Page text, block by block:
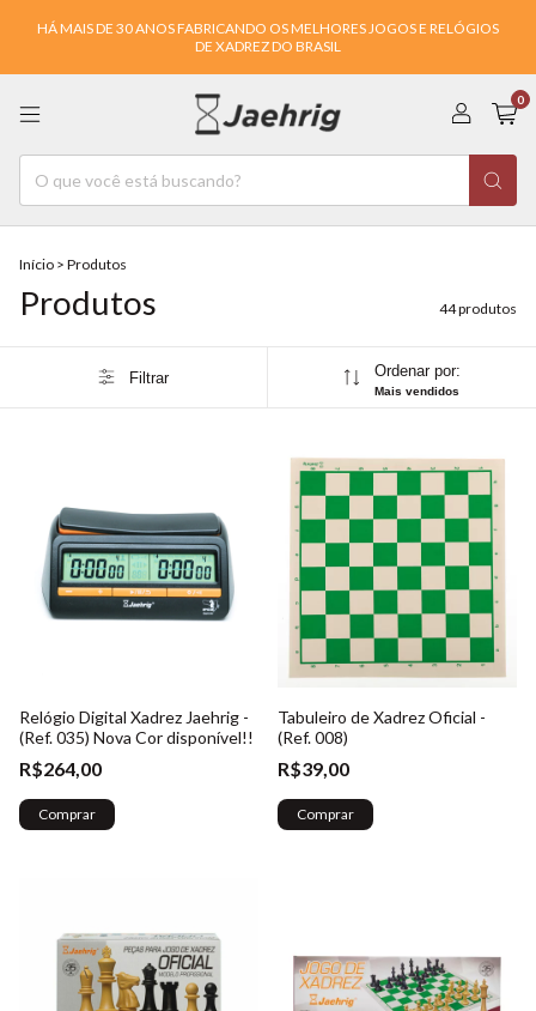
HÁ MAIS DE 30 ANOS FABRICANDO OS MELHORES JOGOS E RELÓGIOS
DE XADREZ DO BRASIL
0
Início > Produtos
Produtos 44 produtos
Filtrar Ordenar por:
Mais vendidos
Relógio Digital Xadrez Jaehrig -
(Ref. 035) Nova Cor disponível!!
R$264,00
Comprar
Tabuleiro de Xadrez Oficial -
(Ref. 008)
R$39,00
Comprar